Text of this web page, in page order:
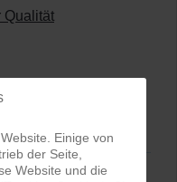
Qualität
Einige von
der Seite,
Website und die